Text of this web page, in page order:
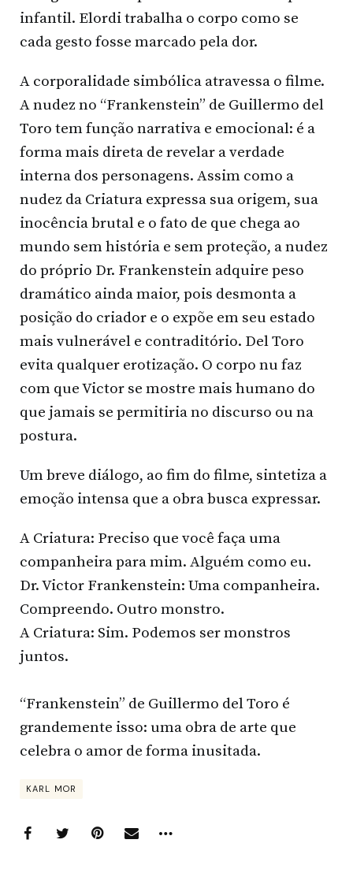
infantil. Elordi trabalha o corpo como se
cada gesto fosse marcado pela dor.
A corporalidade simbólica atravessa o filme.
A nudez no “Frankenstein” de Guillermo del
Toro tem função narrativa e emocional: é a
forma mais direta de revelar a verdade
interna dos personagens. Assim como a
nudez da Criatura expressa sua origem, sua
inocência brutal e o fato de que chega ao
mundo sem história e sem proteção, a nudez
do próprio Dr. Frankenstein adquire peso
dramático ainda maior, pois desmonta a
posição do criador e o expõe em seu estado
mais vulnerável e contraditório. Del Toro
evita qualquer erotização. O corpo nu faz
com que Victor se mostre mais humano do
que jamais se permitiria no discurso ou na
postura.
Um breve diálogo, ao fim do filme, sintetiza a
emoção intensa que a obra busca expressar.
A Criatura: Preciso que você faça uma
companheira para mim. Alguém como eu.
Dr. Victor Frankenstein: Uma companheira.
Compreendo. Outro monstro.
A Criatura: Sim. Podemos ser monstros
juntos.
“Frankenstein” de Guillermo del Toro é
grandemente isso: uma obra de arte que
celebra o amor de forma inusitada.
KARL MOR